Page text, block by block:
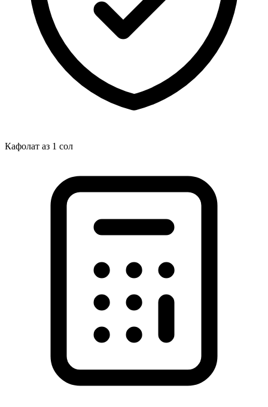
Кафолат аз 1 сол